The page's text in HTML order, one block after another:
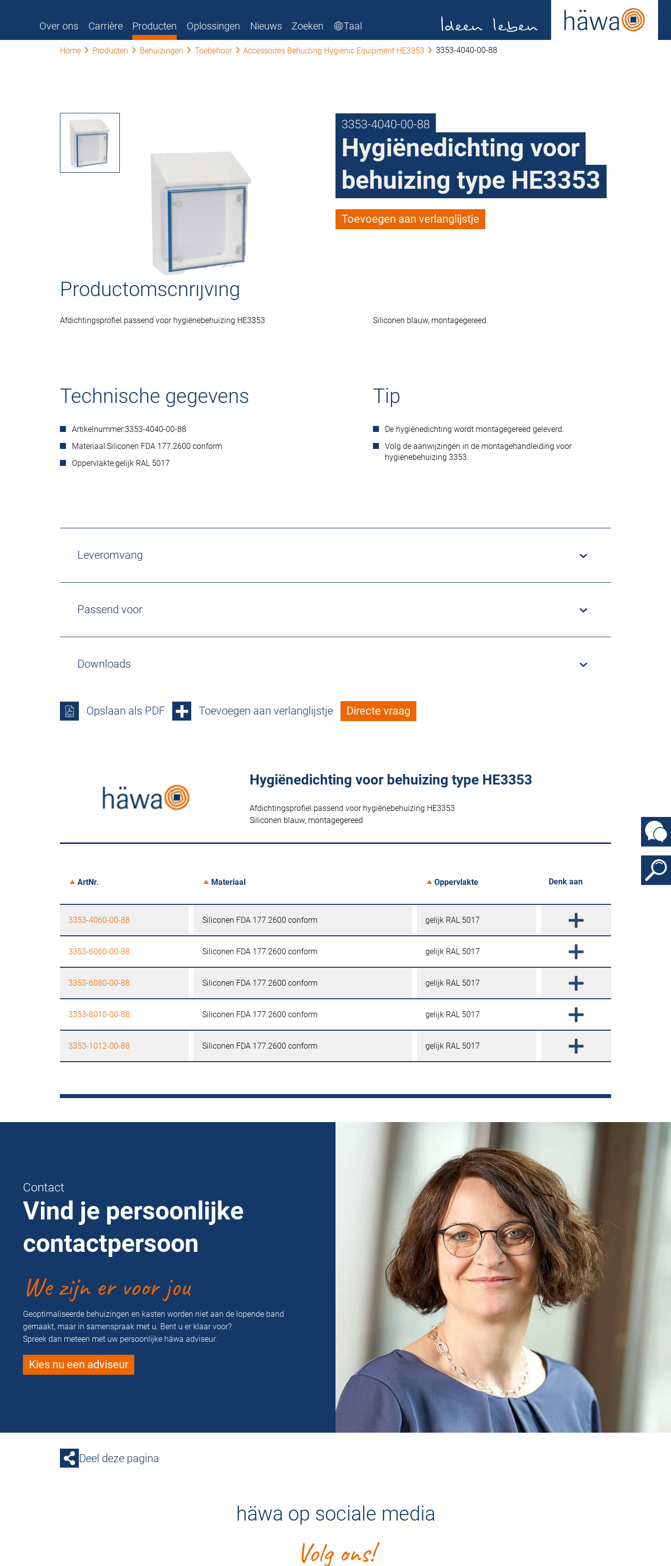
Over ons Carrière Producten Oplossingen Nieuws Zoeken Taal
Home Producten Behuizingen Toebehoor Accessoires Behuizing Hygienic Equipment HE3353 3353-4040-00-88
3353-4040-00-88
Hygiënedichting voor
behuizing type HE3353
Toevoegen aan verlanglijstje
Productomschrijving
Afdichtingsprofiel passend voor hygiënebehuizing HE3353 Siliconen blauw, montagegereed
Technische gegevens
Artikelnummer:3353-4040-00-88
Materiaal:Siliconen FDA 177.2600 conform
Oppervlakte:gelijk RAL 5017
Tip
De hygiënedichting wordt montagegereed geleverd.
Volg de aanwijzingen in de montagehandleiding voor
hygiënebehuizing 3353.
Leveromvang
Passend voor
Downloads
Opslaan als PDF Toevoegen aan verlanglijstje Directe vraag
Hygiënedichting voor behuizing type HE3353
Afdichtingsprofiel passend voor hygiënebehuizing HE3353
Siliconen blauw, montagegereed
ArtNr. Materiaal Oppervlakte Denk aan
3353-4060-00-88 Siliconen FDA 177.2600 conform gelijk RAL 5017
3353-6060-00-88 Siliconen FDA 177.2600 conform gelijk RAL 5017
3353-6080-00-88 Siliconen FDA 177.2600 conform gelijk RAL 5017
3353-8010-00-88 Siliconen FDA 177.2600 conform gelijk RAL 5017
3353-1012-00-88 Siliconen FDA 177.2600 conform gelijk RAL 5017
Contact
Vind je persoonlijke
contactpersoon
We zijn er voor jou
Geoptimaliseerde behuizingen en kasten worden niet aan de lopende band
gemaakt, maar in samenspraak met u. Bent u er klaar voor?
Spreek dan meteen met uw persoonlijke häwa adviseur.
Kies nu een adviseur
Deel deze pagina
häwa op sociale media
Volg ons!